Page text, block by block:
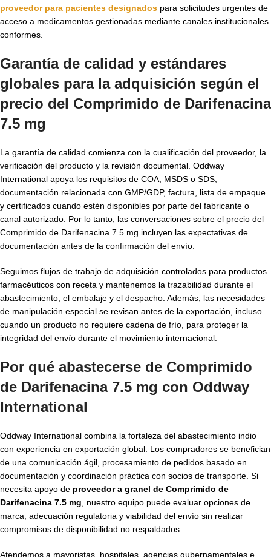
proveedor para pacientes designados para solicitudes urgentes de
acceso a medicamentos gestionadas mediante canales institucionales
conformes.
Garantía de calidad y estándares
globales para la adquisición según el
precio del Comprimido de Darifenacina
7.5 mg
La garantía de calidad comienza con la cualificación del proveedor, la
verificación del producto y la revisión documental. Oddway
International apoya los requisitos de COA, MSDS o SDS,
documentación relacionada con GMP/GDP, factura, lista de empaque
y certificados cuando estén disponibles por parte del fabricante o
canal autorizado. Por lo tanto, las conversaciones sobre el precio del
Comprimido de Darifenacina 7.5 mg incluyen las expectativas de
documentación antes de la confirmación del envío.
Seguimos flujos de trabajo de adquisición controlados para productos
farmacéuticos con receta y mantenemos la trazabilidad durante el
abastecimiento, el embalaje y el despacho. Además, las necesidades
de manipulación especial se revisan antes de la exportación, incluso
cuando un producto no requiere cadena de frío, para proteger la
integridad del envío durante el movimiento internacional.
Por qué abastecerse de Comprimido
de Darifenacina 7.5 mg con Oddway
International
Oddway International combina la fortaleza del abastecimiento indio
con experiencia en exportación global. Los compradores se benefician
de una comunicación ágil, procesamiento de pedidos basado en
documentación y coordinación práctica con socios de transporte. Si
necesita apoyo de proveedor a granel de Comprimido de
Darifenacina 7.5 mg , nuestro equipo puede evaluar opciones de
marca, adecuación regulatoria y viabilidad del envío sin realizar
compromisos de disponibilidad no respaldados.
Atendemos a mayoristas, hospitales, agencias gubernamentales e